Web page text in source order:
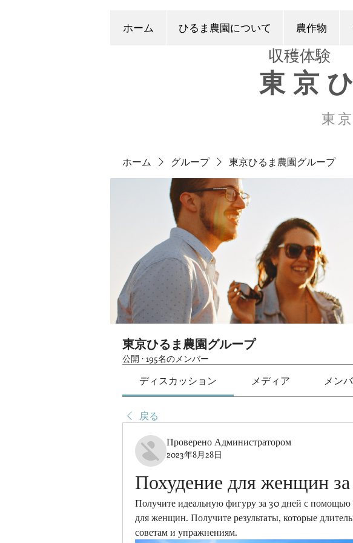
ホーム ひるま農園について 農作物
​収穫体験
東京
東
ホーム グループ 東京ひるま農園グループ
東京ひるま農園グループ
公開 · 195名のメンバー
ディスカッション メディア メン
戻る
Проверено Администратором
2023年8月28日
Похудение для женщин
Получите идеальную фигуру за 30 дней с
для женщин. Получите результаты, которые
советам и упражнениям.